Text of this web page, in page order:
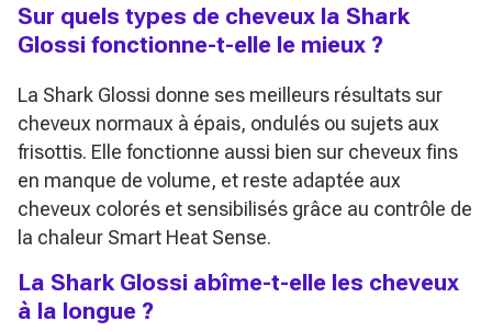
Sur quels types de cheveux la Shark
Glossi fonctionne-t-elle le mieux ?
La Shark Glossi donne ses meilleurs résultats sur
cheveux normaux à épais, ondulés ou sujets aux
frisottis. Elle fonctionne aussi bien sur cheveux fins
en manque de volume, et reste adaptée aux
cheveux colorés et sensibilisés grâce au contrôle de
la chaleur Smart Heat Sense.
La Shark Glossi abîme-t-elle les cheveux
à la longue ?